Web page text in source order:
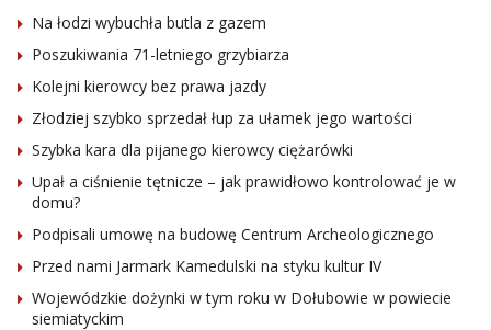
Na łodzi wybuchła butla z gazem
Poszukiwania 71-letniego grzybiarza
Kolejni kierowcy bez prawa jazdy
Złodziej szybko sprzedał łup za ułamek jego wartości
Szybka kara dla pijanego kierowcy ciężarówki
Upał a ciśnienie tętnicze – jak prawidłowo kontrolować je w
domu?
Podpisali umowę na budowę Centrum Archeologicznego
Przed nami Jarmark Kamedulski na styku kultur IV
Wojewódzkie dożynki w tym roku w Dołubowie w powiecie
siemiatyckim